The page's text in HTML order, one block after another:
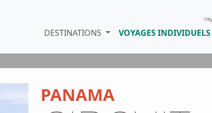
DESTINATIONS VOYAGES INDIVIDUELS
PANAMA